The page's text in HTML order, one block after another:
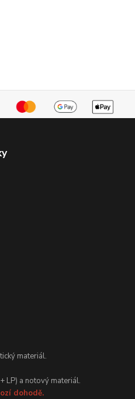
materiál.
LP) a notový materiál.
dohodě.